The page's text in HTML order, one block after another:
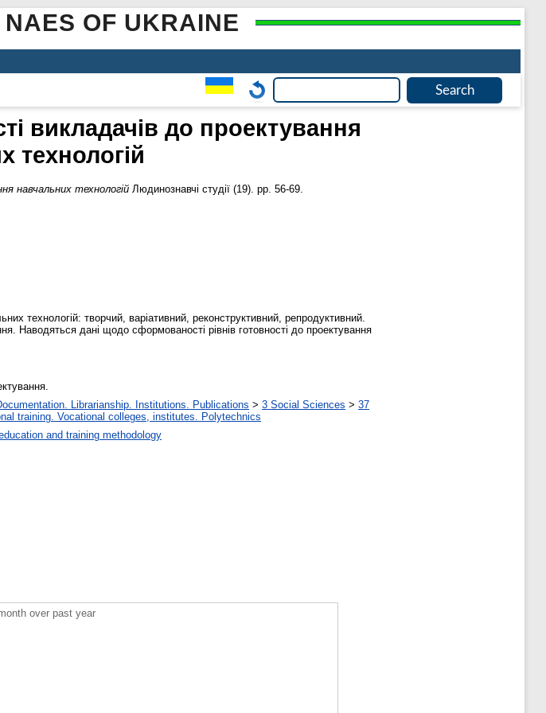
OF UKRAINE
викладачів до проектування
технологій
навчальних технологій Людинознавчі студії (19). pp. 56-69.
технологій: творчий, варіативний, реконструктивний, репродуктивний.
Наводяться дані щодо сформованості рівнів готовності до проектування
Librarianship. Institutions. Publications > 3 Social Sciences > 37
training. Vocational colleges, institutes. Polytechnics
and training methodology
over past year